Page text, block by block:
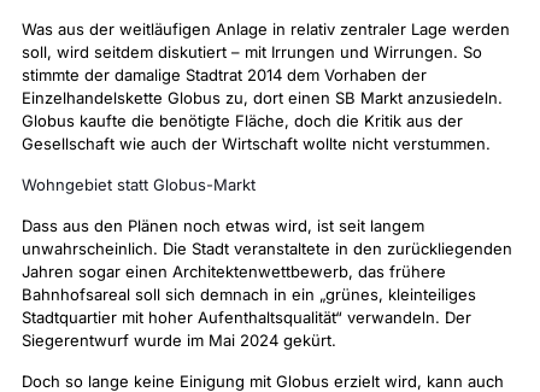
Was aus der weitläufigen Anlage in relativ zentraler Lage werden
soll, wird seitdem diskutiert – mit Irrungen und Wirrungen. So
stimmte der damalige Stadtrat 2014 dem Vorhaben der
Einzelhandelskette Globus zu, dort einen SB Markt anzusiedeln.
Globus kaufte die benötigte Fläche, doch die Kritik aus der
Gesellschaft wie auch der Wirtschaft wollte nicht verstummen.
Wohngebiet statt Globus-Markt
Dass aus den Plänen noch etwas wird, ist seit langem
unwahrscheinlich. Die Stadt veranstaltete in den zurückliegenden
Jahren sogar einen Architektenwettbewerb, das frühere
Bahnhofsareal soll sich demnach in ein „grünes, kleinteiliges
Stadtquartier mit hoher Aufenthaltsqualität“ verwandeln. Der
Siegerentwurf wurde im Mai 2024 gekürt.
Doch so lange keine Einigung mit Globus erzielt wird, kann auch